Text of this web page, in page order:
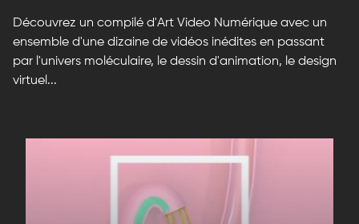
Découvrez un compilé d'Art Video Numérique avec un
ensemble d'une dizaine de vidéos inédites en passant
par l'univers moléculaire, le dessin d'animation, le design
virtuel...